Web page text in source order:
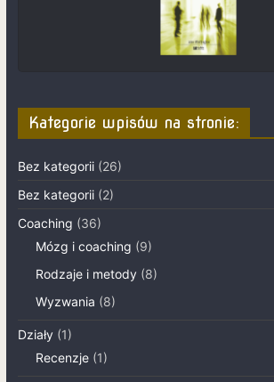
Kategorie wpisów na stronie:
Bez kategorii(26)
Bez kategorii(2)
Coaching (36)
Mózg i coaching (9)
Rodzaje i metody(8)
Wyzwania (8)
Działy(1)
Recenzje(1)